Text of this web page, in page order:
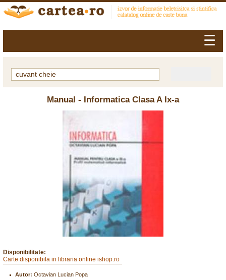
☰
Manual - Informatica Clasa A Ix-a
Disponibilitate:
Carte disponibila in libraria online ishop.ro
Autor: Octavian Lucian Popa